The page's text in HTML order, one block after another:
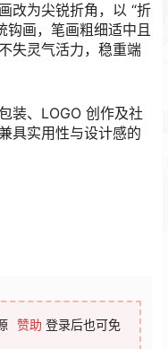
改为尖锐折角，以 “折
钩画，笔画粗细适中且
失灵气活力，稳重端
装、LOGO 创作及社
具实用性与设计感的
赞助 登录后也可免